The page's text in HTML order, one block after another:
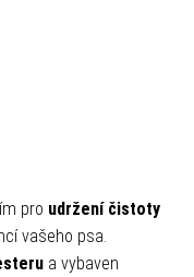
pro udržení čistoty
vašeho psa.
a vybaven